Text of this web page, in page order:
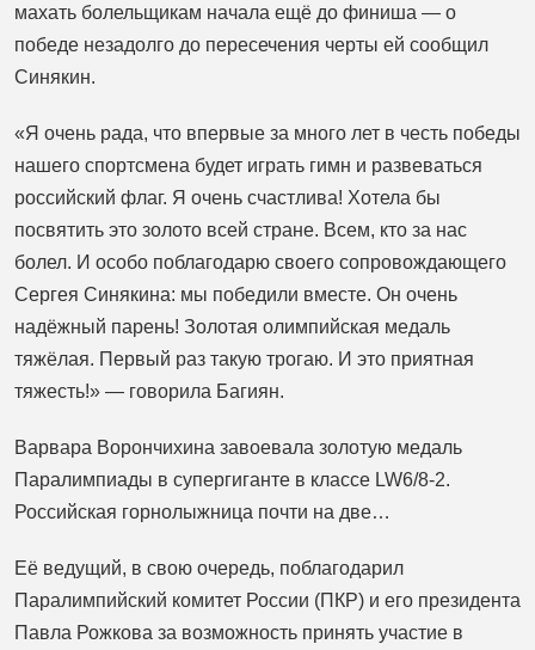
махать болельщикам начала ещё до финиша — о
победе незадолго до пересечения черты ей сообщил
Синякин.
«Я очень рада, что впервые за много лет в честь победы
нашего спортсмена будет играть гимн и развеваться
российский флаг. Я очень счастлива! Хотела бы
посвятить это золото всей стране. Всем, кто за нас
болел. И особо поблагодарю своего сопровождающего
Сергея Синякина: мы победили вместе. Он очень
надёжный парень! Золотая олимпийская медаль
тяжёлая. Первый раз такую трогаю. И это приятная
тяжесть!» — говорила Багиян.
Варвара Ворончихина завоевала золотую медаль
Паралимпиады в супергиганте в классе LW6/8-2.
Российская горнолыжница почти на две…
Её ведущий, в свою очередь, поблагодарил
Паралимпийский комитет России (ПКР) и его президента
Павла Рожкова за возможность принять участие в